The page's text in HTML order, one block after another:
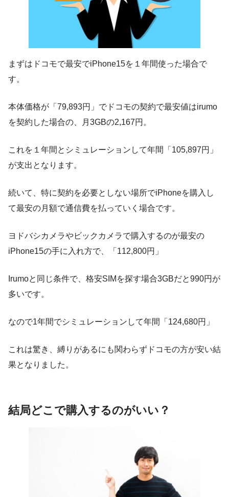
まずはドコモで最安でiPhone15を１年間使った場合で
す。
本体価格が「79,893円」でドコモの契約で最安値はirumo
を契約した場合の、月3GBの2,167円。
これを１年間とシミュレーションして年間「105,897円」
が支出となります。
続いて、特に契約を必要としない場所でiPhoneを購入し
て最安の月額で通信費を払っていく場合です。
ヨドバシカメラやビックカメラで購入するのが最安の
iPhone15の手に入れ方で、「112,800円」
Irumoと同じ条件で、格安SIMを探す場合3GBだと990円が
多いです。
なので1年間でシミュレーションして年間「124,680円」
これは驚き、縛りがあるにも関わらずドコモの方が安い結
果となりました。
結局どこで購入するのがいい？